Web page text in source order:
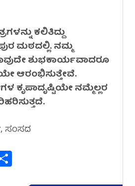
ಕಲಿತಿದ್ದು
ಮಠದಲ್ಲಿ. ನಮ್ಮ
ಶುಭಕಾರ್ಯವಾದರೂ
ಆರಂಭಿಸುತ್ತೇವೆ.
ಕೃಪಾದೃಷ್ಟಿಯೇ ನಮ್ಮೆಲ್ಲರ
, ಸಂಸದ